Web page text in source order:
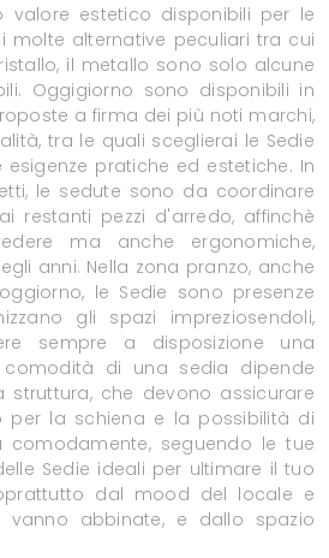
valore estetico disponibili per le
molte alternative peculiari tra cui
il metallo sono solo alcune
Oggigiorno sono disponibili in
a firma dei più noti marchi,
tra le quali sceglierai le Sedie
pratiche ed estetiche. In
le sedute sono da coordinare
restanti pezzi d'arredo, affinchè
ma anche ergonomiche,
anni. Nella zona pranzo, anche
le Sedie sono presenze
gli spazi impreziosendoli,
sempre a disposizione una
di una sedia dipende
struttura, che devono assicurare
per la schiena e la possibilità di
comodamente, seguendo le tue
Sedie ideali per ultimare il tuo
dal mood del locale e
abbinate, e dallo spazio